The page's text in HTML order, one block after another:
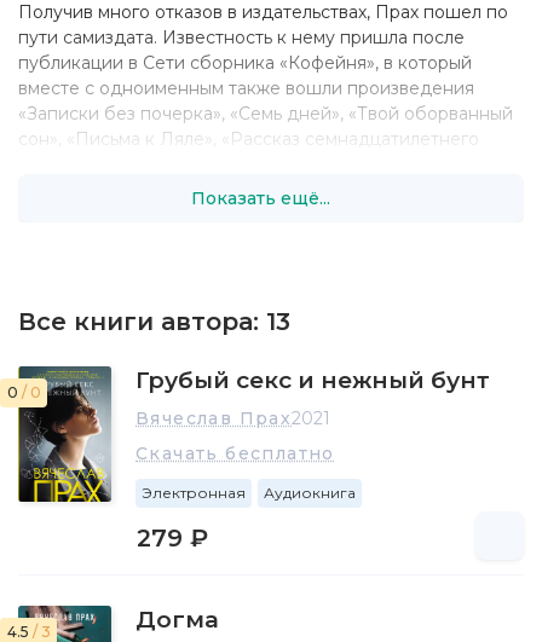
Получив много отказов в издательствах, Прах пошел по
пути самиздата. Известность к нему пришла после
публикации в Сети сборника «Кофейня», в который
вместе с одноименным также вошли произведения
«Записки без почерка», «Семь дней», «Твой оборванный
сон», «Письма к Ляле», «Рассказ семнадцатилетнего
дарит незнакомке в кафе необычную книгу,
нашумевшего сборника. Среди них — книги «Кофейня
на берегу океана» и «Кофейня в сердце Парижа». В них
невозможность существовать ни вместе, ни порознь.
Показать ещё...
Все книги автора: 13
0 / 0 Грубый секс и нежный бунт
Вячеслав Прах2021
Скачать бесплатно
Электронная Аудиокнига
279 ₽
4.5 / 3 Догма